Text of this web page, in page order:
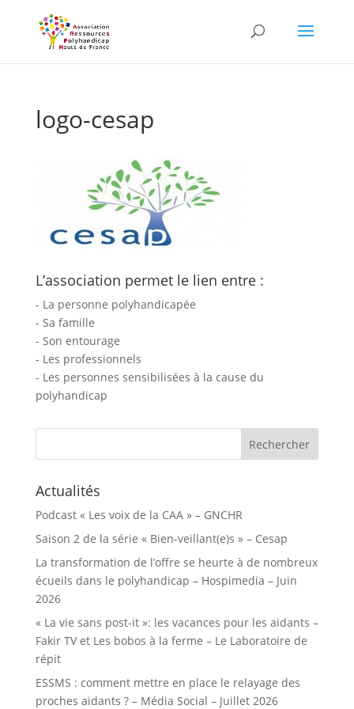
content
logo-cesap
L’association permet le lien entre :
- La personne polyhandicapée
- Sa famille
- Son entourage
- Les professionnels
- Les personnes sensibilisées à la cause du
polyhandicap
Rechercher :
Actualités
Podcast « Les voix de la CAA » – GNCHR
Saison 2 de la série « Bien-veillant(e)s » – Cesap
La transformation de l’offre se heurte à de nombreux
écueils dans le polyhandicap – Hospimedia – Juin
2026
« La vie sans post-it »: les vacances pour les aidants –
Fakir TV et Les bobos à la ferme – Le Laboratoire de
répit
ESSMS : comment mettre en place le relayage des
proches aidants ? – Média Social – Juillet 2026